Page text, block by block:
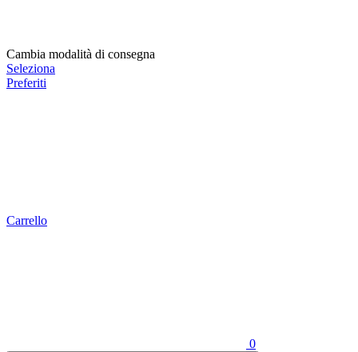
Cambia modalità di consegna
Seleziona
Preferiti
Carrello
0